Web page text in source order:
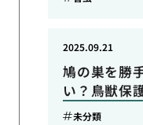
鳩の巣を勝
い？鳥獣保
2025.09.21
未分類